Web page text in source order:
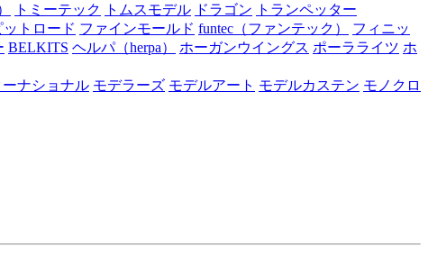
トミーテック トムスモデル ドラゴン
トランペッター
ットロード ファインモールド funtec（ファンテック）
フィニッ
BELKITS ヘルパ（herpa） ホーガンウイングス ポーラライツ ホ
ーナショナル モデラーズ モデルアート モデルカステン モノクロ